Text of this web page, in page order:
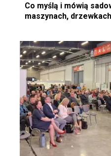
Co myślą i mówią
maszynach,